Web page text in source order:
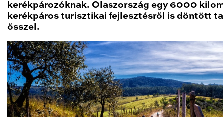
kerékpározóknak. Olaszország egy 6000
kerékpáros turisztikai fejlesztésről is döntött
ősszel.